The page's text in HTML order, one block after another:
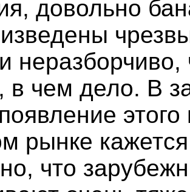
довольно
в чем дело. В
рынке
что